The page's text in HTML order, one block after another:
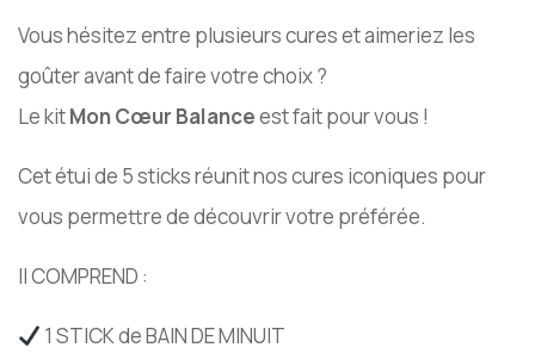
Vous hésitez entre plusieurs cures et aimeriez les
goûter avant de faire votre choix ?
Le kitMon Cœur Balanceest fait pour vous !
Cet étui de 5 sticks réunit nos cures iconiques pour
vous permettre de découvrir votre préférée.
Il COMPREND :
1 STICK de BAIN DE MINUIT